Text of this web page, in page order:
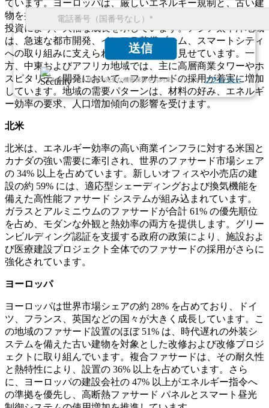
送信
お客様の個人情報の完全な機密保持をお約束いたします.プライバシー
ています。ヨーロッパは、厳しいエネルギー規制と、古い建
物を持続可能なファサードシステムに改修するための多額の
投資により、大幅な成長を示しています。アジア太平洋地域
は、急速な都市開発、インフラ整備ブーム、スマートシティ
への取り組みに支えられ、力強い拡大を見せています。一
方、中東およびアフリカ地域では、主に高層商業タワーやホ
スピタリティ開発において、ファサードの採用が着実に増加
しています。地域の需要パターンは、材料の好み、エネルギ
ー効率の要求、人口増加傾向の影響を受けます。
北米
北米は、エネルギー効率の高い商業インフラに対する米国と
カナダの強い需要に牽引され、世界のファサード市場シェア
の 34% 以上を占めています。新しいオフィスや小売店の建
設の約 59% には、適応型シェーディングおよび換気機能を
備えた高性能ファサード システムが組み込まれています。
ガラスとアルミニウムのファサードが合計 61% の優先順位
を占め、モダンな外観と熱効率の両方を提供します。グリー
ンビルディング認証を支援する政府の政策により、施設およ
び医療建設プロジェクト全体でのファサードの採用がさらに
強化されています。
ヨーロッパ
ヨーロッパは世界市場シェアの約 28% を占めており、ドイ
ツ、フランス、英国などの国々が大きく成長しています。こ
の地域のファサード設置のほぼ 51% は、時代遅れの外装シ
ステムを備えた古い建物を対象とした改修および改修プロジ
ェクトに取り組んでいます。複合ファサードは、その耐久性
と熱特性により、設置の 36% 以上を占めています。さら
に、ヨーロッパの建設会社の 47% 以上がエネルギー指令へ
の準拠を優先し、高断熱ファサード パネルとスマート昼光